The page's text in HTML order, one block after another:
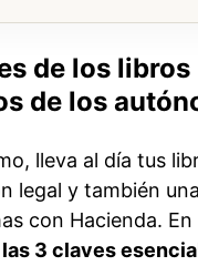
de los libros
de los
lleva al día tus
legal y también
con Hacienda.
3 claves